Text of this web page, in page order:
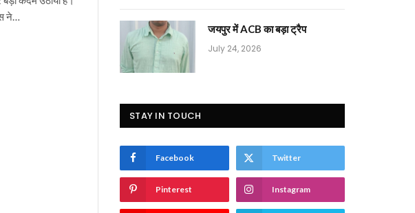
ने…
जयपुर में ACB का बड़ा ट्रैप
July 24, 2026
STAY IN TOUCH
Facebook Twitter
Pinterest Instagram